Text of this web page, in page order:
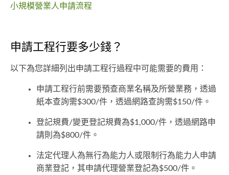
小規模營業人申請流程
申請工程行要多少錢？
以下為您詳細列出申請工程行過程中可能需要的費用：
申請工程行前需要預查商業名稱及所營業務，透過
紙本查詢需$300/件，透過網路查詢需$150/件。
登記規費/變更登記規費為$1,000/件，透過網路申
請則為$800/件。
法定代理人為無行為能力人或限制行為能力人申請
商業登記，其申請代理營業登記為$500/件。